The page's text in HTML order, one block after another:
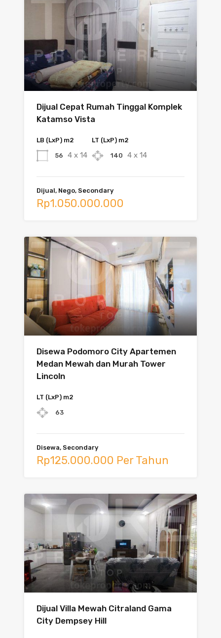
Dijual Cepat Rumah Tinggal Komplek
Katamso Vista
LB (LxP) m2
56 4 x 14
LT (LxP) m2
140 4 x 14
Dijual, Nego, Secondary
Rp1.050.000.000
Disewa Podomoro City Apartemen
Medan Mewah dan Murah Tower
Lincoln
LT (LxP) m2
63
Disewa, Secondary
Rp125.000.000 Per Tahun
Dijual Villa Mewah Citraland Gama
City Dempsey Hill